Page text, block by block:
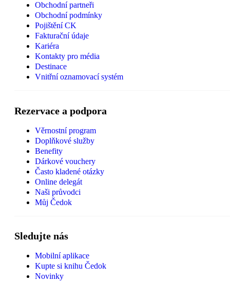
Obchodní partneři
Obchodní podmínky
Pojištění CK
Fakturační údaje
Kariéra
Kontakty pro média
Destinace
Vnitřní oznamovací systém
Rezervace a podpora
Věrnostní program
Doplňkové služby
Benefity
Dárkové vouchery
Často kladené otázky
Online delegát
Naši průvodci
Můj Čedok
Sledujte nás
Mobilní aplikace
Kupte si knihu Čedok
Novinky